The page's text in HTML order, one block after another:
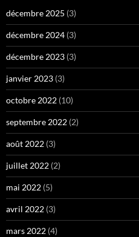
décembre 2025 (3)
décembre 2024 (3)
décembre 2023 (3)
janvier 2023 (3)
octobre 2022 (10)
septembre 2022 (2)
août 2022 (3)
juillet 2022 (2)
mai 2022 (5)
avril 2022 (3)
mars 2022 (4)